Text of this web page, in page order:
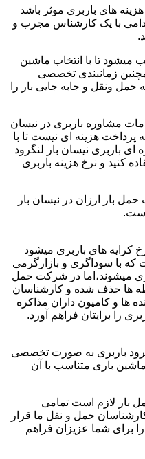
های باربری موثر باشد
با یک کارشناس مجرب و
میشود تا با انتخاب ماشین
زمانبندی تخصصی
حمل ونقل و جابه جایی بار را
مشاوره باربری در نیسان
پرداخت هزینه ای نیست تا با
ای باربری نیسان بار لنگرود
کنید و نرخ هزینه باربری
بار ارزان در نیسان بار
است.
کرایه های باربری میشود
که با سوداگری و بازارگرمی
میشوند،اما در شرکت حمل
ها حذف شده و کارشناسان
ها و کامیون داران مذاکره
را برایتان فراهم آورد.
باربری به صورت تخصصی
باری متناسب با آن
بار لازم است تمامی
حمل و نقل ما قرار
را برای شما عزیزان فراهم